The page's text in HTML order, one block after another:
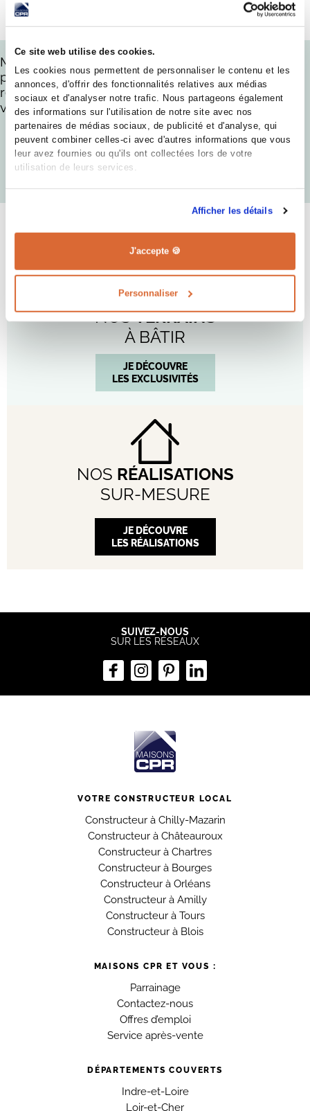
Ce site web utilise des cookies.
Les cookies nous permettent de personnaliser le contenu et les
annonces, d'offrir des fonctionnalités relatives aux médias
sociaux et d'analyser notre trafic. Nous partageons également
des informations sur l'utilisation de notre site avec nos
partenaires de médias sociaux, de publicité et d'analyse, qui
peuvent combiner celles-ci avec d'autres informations que vous
leur avez fournies ou qu'ils ont collectées lors de votre
utilisation de leurs services.
Afficher les détails
J'accepte 🍪
Personnaliser
Maisons CPR et son service foncier sont présents
pour vous conseiller, vous accompagner pour
réaliser un achat sécurisé et raisonné, respectant
vos choix de vie.
EN BREF
QUE DU+MAIS
NOSTERRAINS
À BÂTIR
JE DÉCOUVRE
LES EXCLUSIVITÉS
NOS RÉALISATIONS
SUR-MESURE
JE DÉCOUVRE
LES RÉALISATIONS
SUIVEZ-NOUS
SUR LES RÉSEAUX
VOTRE CONSTRUCTEUR LOCAL
Constructeur à Chilly-Mazarin
Constructeur à Châteauroux
Constructeur à Chartres
Constructeur à Bourges
Constructeur à Orléans
Constructeur à Amilly
Constructeur à Tours
Constructeur à Blois
MAISONS CPR ET VOUS :
Parrainage
Contactez-nous
Offres d’emploi
Service après-vente
DÉPARTEMENTS COUVERTS
Indre-et-Loire
Loir-et-Cher